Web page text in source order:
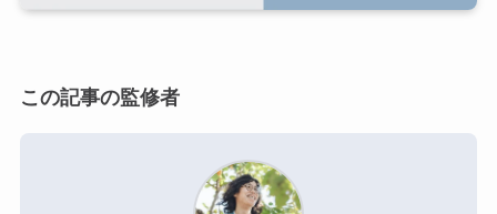
この記事の監修者